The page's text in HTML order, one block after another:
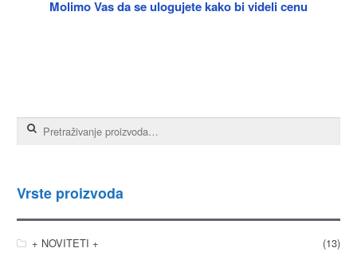
Molimo Vas da se ulogujete kako bi videli cenu
Pretraga za:
Vrste proizvoda
+ NOVITETI +
(13)